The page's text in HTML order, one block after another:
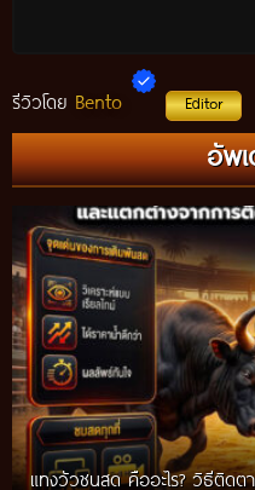
รีวิวโดย Bento Editor
อัพ
แทงวัวชนสด คืออะไร? วิธีติดต